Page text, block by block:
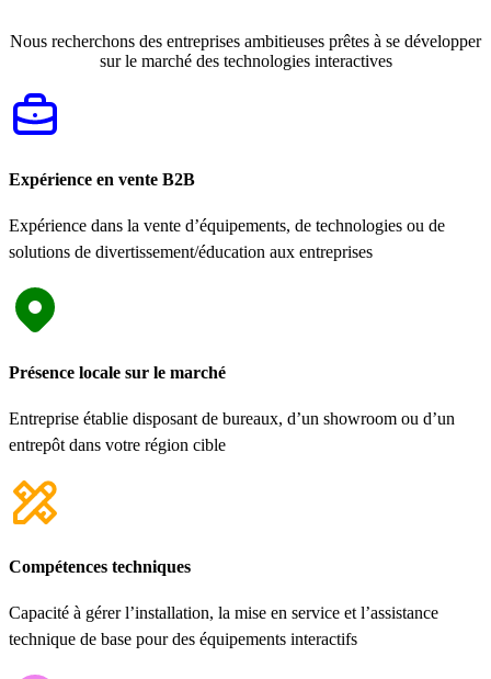
Nous recherchons des entreprises ambitieuses prêtes à se développer
sur le marché des technologies interactives
Expérience en vente B2B
Expérience dans la vente d’équipements, de technologies ou de
solutions de divertissement/éducation aux entreprises
Présence locale sur le marché
Entreprise établie disposant de bureaux, d’un showroom ou d’un
entrepôt dans votre région cible
Compétences techniques
Capacité à gérer l’installation, la mise en service et l’assistance
technique de base pour des équipements interactifs